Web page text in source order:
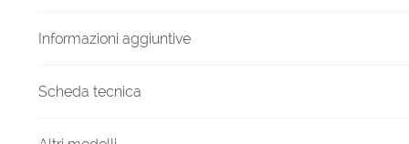
Informazioni aggiuntive
Scheda tecnica